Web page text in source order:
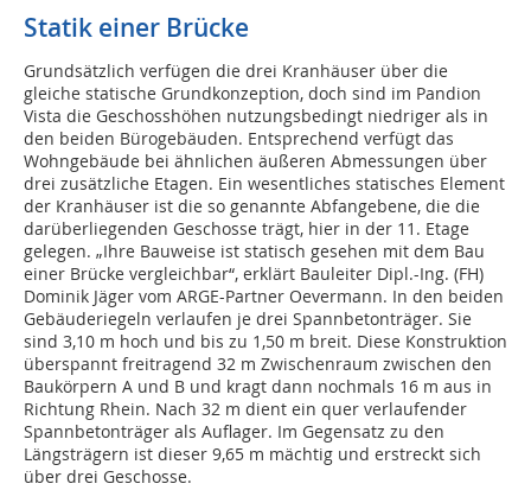
Statik einer Brücke
Grundsätzlich verfügen die drei Kranhäuser über die
gleiche statische Grundkonzeption, doch sind im Pandion
Vista die Geschosshöhen nutzungsbedingt niedriger als in
den beiden Bürogebäuden. Entsprechend verfügt das
Wohngebäude bei ähnlichen äußeren Abmessungen über
drei zusätzliche Etagen. Ein wesentliches statisches Element
der Kranhäuser ist die so genannte Abfangebene, die die
darüberliegenden Geschosse trägt, hier in der 11. Etage
gelegen. „Ihre Bauweise ist statisch gesehen mit dem Bau
einer Brücke vergleichbar“, erklärt Bauleiter Dipl.-Ing. (FH)
Dominik Jäger vom ARGE-Partner Oevermann. In den beiden
Gebäuderiegeln verlaufen je drei Spannbetonträger. Sie
sind 3,10 m hoch und bis zu 1,50 m breit. Diese Konstruktion
überspannt freitragend 32 m Zwischenraum zwischen den
Baukörpern A und B und kragt dann nochmals 16 m aus in
Richtung Rhein. Nach 32 m dient ein quer verlaufender
Spannbetonträger als Auflager. Im Gegensatz zu den
Längsträgern ist dieser 9,65 m mächtig und erstreckt sich
über drei Geschosse.